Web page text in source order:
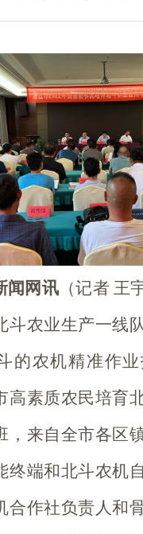
闻网讯（记者 王
斗农业生产一线
的农机精准作
高素质农民培育
，来自全市各区
终端和北斗农机
合作社负责人和